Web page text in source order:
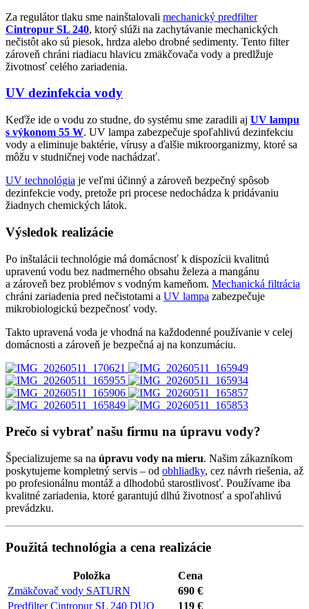
Za regulátor tlaku sme nainštalovali mechanický predfilter
Cintropur SL 240, ktorý slúži na zachytávanie mechanických
nečistôt ako sú piesok, hrdza alebo drobné sedimenty. Tento filter
zároveň chráni riadiacu hlavicu zmäkčovača vody a predlžuje
životnosť celého zariadenia.
UV dezinfekcia vody
Keďže ide o vodu zo studne, do systému sme zaradili aj UV lampu
s výkonom 55 W. UV lampa zabezpečuje spoľahlivú dezinfekciu
vody a eliminuje baktérie, vírusy a ďalšie mikroorganizmy, ktoré sa
môžu v studničnej vode nachádzať.
UV technológia je veľmi účinný a zároveň bezpečný spôsob
dezinfekcie vody, pretože pri procese nedochádza k pridávaniu
žiadnych chemických látok.
Výsledok realizácie
Po inštalácii technológie má domácnosť k dispozícii kvalitnú
upravenú vodu bez nadmerného obsahu železa a mangánu
a zároveň bez problémov s vodným kameňom. Mechanická filtrácia
chráni zariadenia pred nečistotami a UV lampa zabezpečuje
mikrobiologickú bezpečnosť vody.
Takto upravená voda je vhodná na každodenné používanie v celej
domácnosti a zároveň je bezpečná aj na konzumáciu.
Prečo si vybrať našu firmu na úpravu vody?
Špecializujeme sa na úpravu vody na mieru. Našim zákazníkom
poskytujeme kompletný servis – od obhliadky, cez návrh riešenia, až
po profesionálnu montáž a dlhodobú starostlivosť. Používame iba
kvalitné zariadenia, ktoré garantujú dlhú životnosť a spoľahlivú
prevádzku.
Použitá technológia a cena realizácie
Položka
Cena
Zmäkčovač vody SATURN
690 €
Predfilter Cintropur SL 240 DUO
119 €